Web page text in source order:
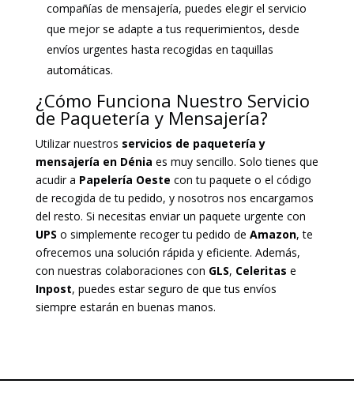
compañías de mensajería, puedes elegir el servicio
que mejor se adapte a tus requerimientos, desde
envíos urgentes hasta recogidas en taquillas
automáticas.
¿Cómo Funciona Nuestro Servicio
de Paquetería y Mensajería?
Utilizar nuestros servicios de paquetería y
mensajería en Dénia es muy sencillo. Solo tienes que
acudir a Papelería Oeste con tu paquete o el código
de recogida de tu pedido, y nosotros nos encargamos
del resto. Si necesitas enviar un paquete urgente con
UPS o simplemente recoger tu pedido de Amazon, te
ofrecemos una solución rápida y eficiente. Además,
con nuestras colaboraciones con GLS, Celeritas e
Inpost, puedes estar seguro de que tus envíos
siempre estarán en buenas manos.